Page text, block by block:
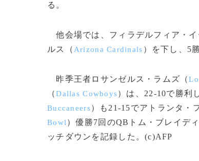
る。
他会場では、フィラデルフィア・
ルス（ Arizona Cardinals ）を下し、5
昨季王者ロサンゼルス・ラムズ（
（Dallas Cowboys）は、22-10で勝利
Buccaneers）も21-15でアトランタ・
Bowl ）優勝7回のQBトム・ブレイデ
ッチダウンを記録した。(c)AFP